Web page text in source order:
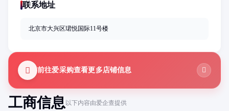
工商信息以下内容由爱企查提供
联系地址
北京市大兴区珺悦国际11号楼
前往爱采购查看更多店铺信息